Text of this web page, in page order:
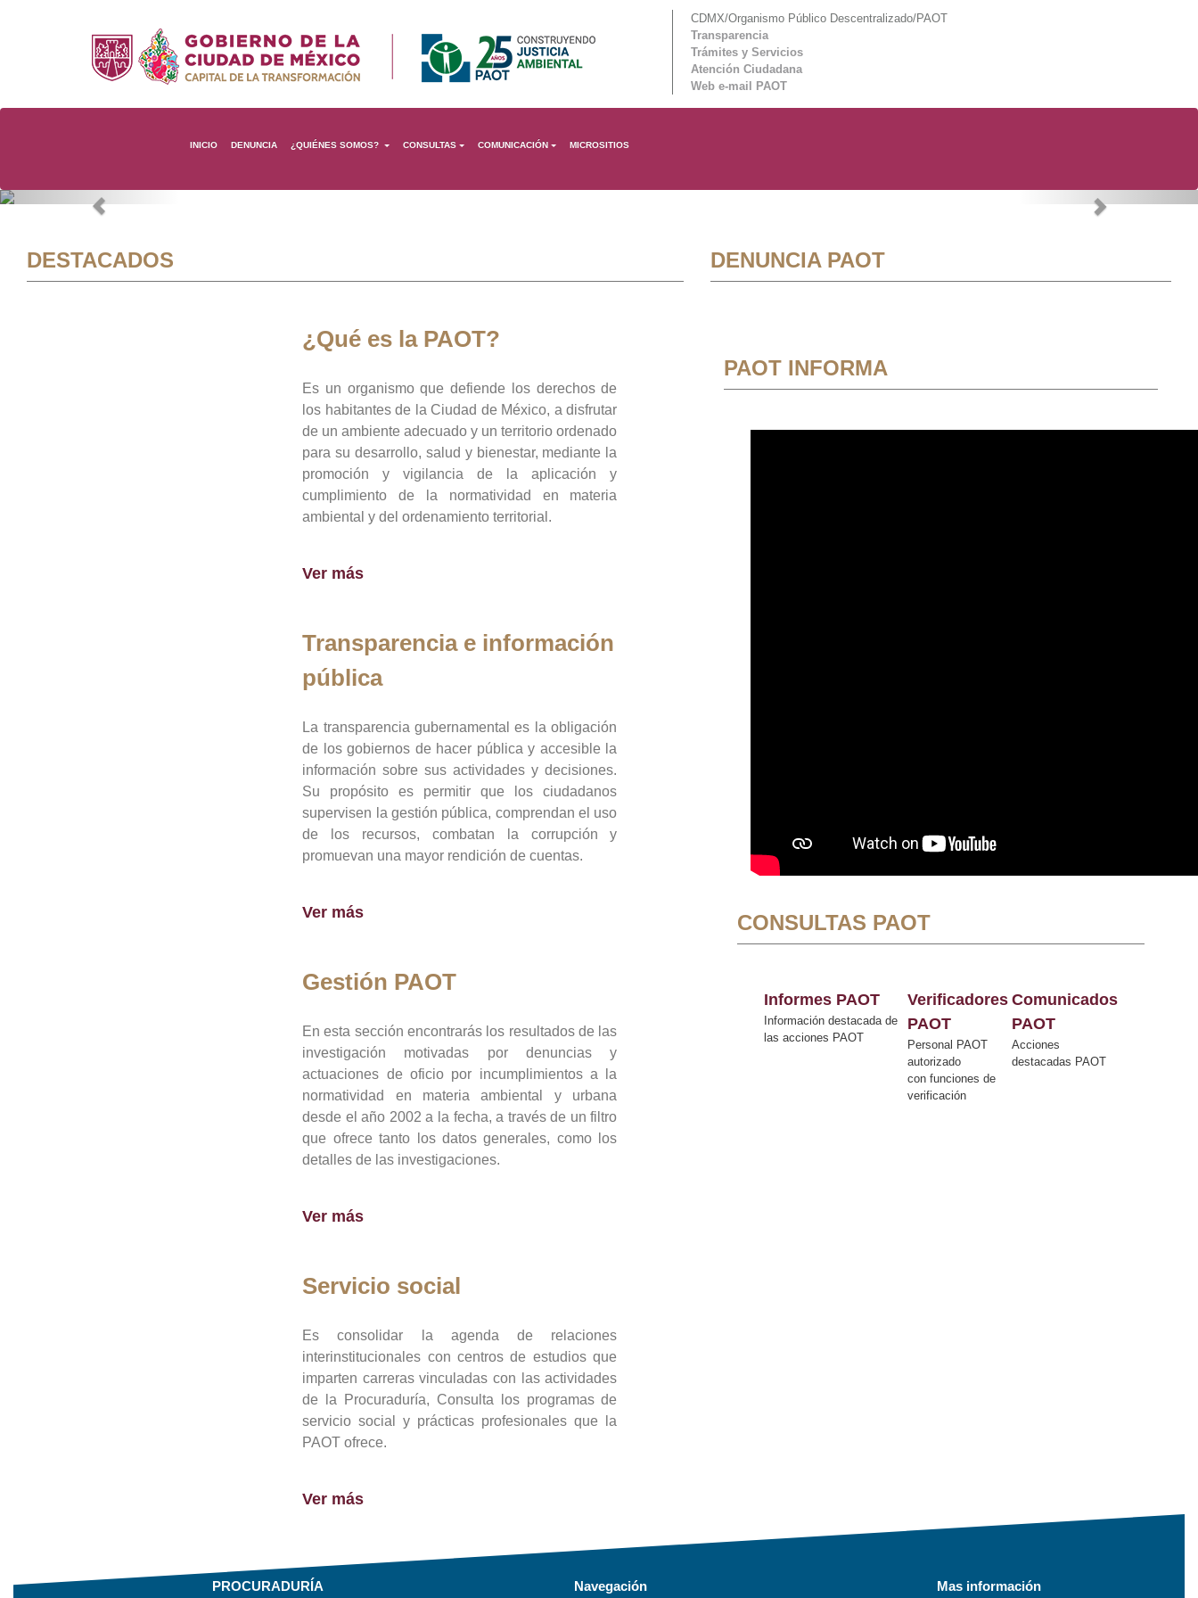
CDMX/Organismo Público Descentralizado/PAOT
Transparencia
Trámites y Servicios
Atención Ciudadana
Web e-mail PAOT
INICIO DENUNCIA ¿QUIÉNES SOMOS? CONSULTAS COMUNICACIÓN MICROSITIOS
Previous Next
DESTACADOS
¿Qué es la PAOT?
Es un organismo que defiende los derechos de
los habitantes de la Ciudad de México, a disfrutar
de un ambiente adecuado y un territorio ordenado
para su desarrollo, salud y bienestar, mediante la
promoción y vigilancia de la aplicación y
cumplimiento de la normatividad en materia
ambiental y del ordenamiento territorial.
Ver más
Transparencia e información
pública
La transparencia gubernamental es la obligación
de los gobiernos de hacer pública y accesible la
información sobre sus actividades y decisiones.
Su propósito es permitir que los ciudadanos
supervisen la gestión pública, comprendan el uso
de los recursos, combatan la corrupción y
promuevan una mayor rendición de cuentas.
Ver más
Gestión PAOT
En esta sección encontrarás los resultados de las
investigación motivadas por denuncias y
actuaciones de oficio por incumplimientos a la
normatividad en materia ambiental y urbana
desde el año 2002 a la fecha, a través de un filtro
que ofrece tanto los datos generales, como los
detalles de las investigaciones.
Ver más
Servicio social
Es consolidar la agenda de relaciones
interinstitucionales con centros de estudios que
imparten carreras vinculadas con las actividades
de la Procuraduría, Consulta los programas de
servicio social y prácticas profesionales que la
PAOT ofrece.
Ver más
DENUNCIA PAOT
PAOT INFORMA
CONSULTAS PAOT
Informes PAOT
Información destacada de
las acciones PAOT
Verificadores
PAOT
Personal PAOT
autorizado
con funciones de
verificación
Comunicados
PAOT
Acciones
destacadas PAOT
PROCURADURÍA Navegación Mas información